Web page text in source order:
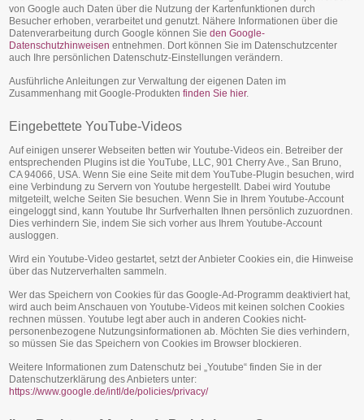
von Google auch Daten über die Nutzung der Kartenfunktionen durch
Besucher erhoben, verarbeitet und genutzt. Nähere Informationen über die
Datenverarbeitung durch Google können Sieden Google-
Datenschutzhinweisen entnehmen. Dort können Sie im Datenschutzcenter
auch Ihre persönlichen Datenschutz-Einstellungen verändern.
Ausführliche Anleitungen zur Verwaltung der eigenen Daten im
Zusammenhang mit Google-Produkten finden Sie hier.
Eingebettete YouTube-Videos
Auf einigen unserer Webseiten betten wir Youtube-Videos ein. Betreiber der
entsprechenden Plugins ist die YouTube, LLC, 901 Cherry Ave., San Bruno,
CA 94066, USA. Wenn Sie eine Seite mit dem YouTube-Plugin besuchen, wird
eine Verbindung zu Servern von Youtube hergestellt. Dabei wird Youtube
mitgeteilt, welche Seiten Sie besuchen. Wenn Sie in Ihrem Youtube-Account
eingeloggt sind, kann Youtube Ihr Surfverhalten Ihnen persönlich zuzuordnen.
Dies verhindern Sie, indem Sie sich vorher aus Ihrem Youtube-Account
ausloggen.
Wird ein Youtube-Video gestartet, setzt der Anbieter Cookies ein, die Hinweise
über das Nutzerverhalten sammeln.
Wer das Speichern von Cookies für das Google-Ad-Programm deaktiviert hat,
wird auch beim Anschauen von Youtube-Videos mit keinen solchen Cookies
rechnen müssen. Youtube legt aber auch in anderen Cookies nicht-
personenbezogene Nutzungsinformationen ab. Möchten Sie dies verhindern,
so müssen Sie das Speichern von Cookies im Browser blockieren.
Weitere Informationen zum Datenschutz bei „Youtube“ finden Sie in der
Datenschutzerklärung des Anbieters unter:
https://www.google.de/intl/de/policies/privacy/